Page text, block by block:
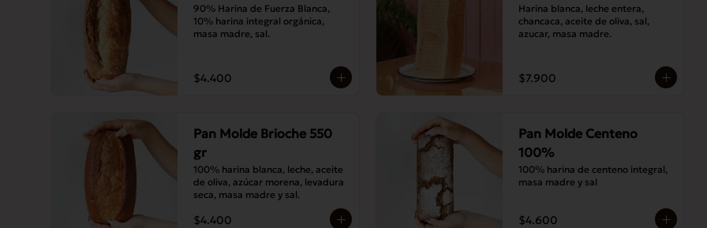
90% Harina de Fuerza Blanca,
10% harina integral orgánica,
masa madre, sal.
$4.400
Harina blanca, leche entera,
chancaca, aceite de oliva, sal,
azucar, masa madre.
$7.900
Pan Molde Brioche 550
gr
100% harina blanca, leche, aceite
de oliva, azúcar morena, levadura
seca, masa madre y sal.
$4.400
Pan Molde Centeno
100%
100% harina de centeno integral,
masa madre y sal
$4.600